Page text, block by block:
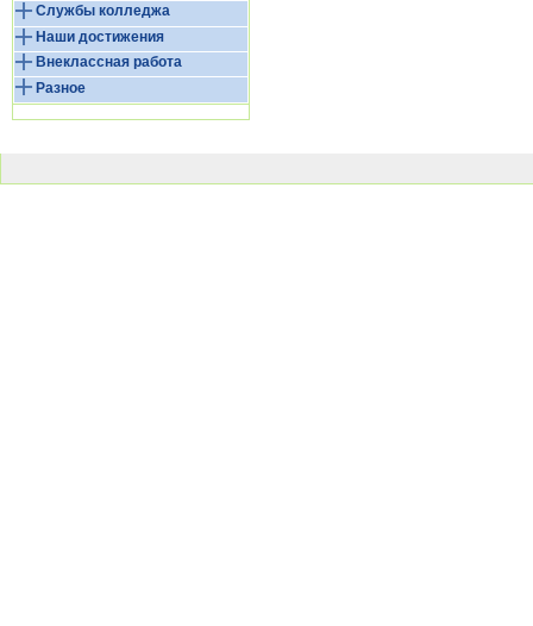
Службы колледжа
Наши достижения
Внеклассная работа
Разное